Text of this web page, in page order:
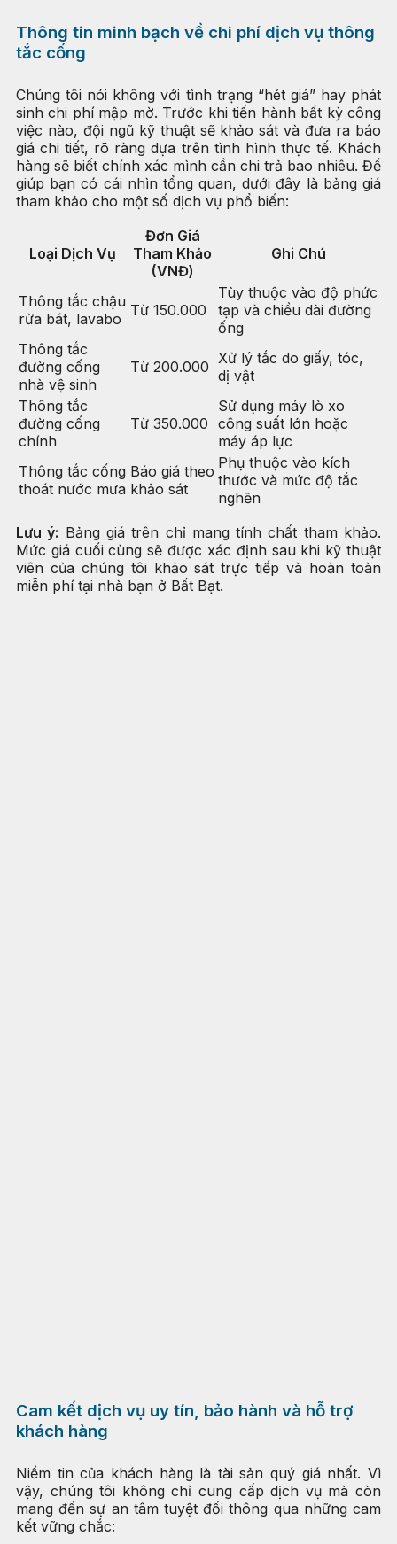
Thông tin minh bạch về chi phí dịch vụ thông
tắc cống
Chúng tôi nói không với tình trạng “hét giá” hay phát
sinh chi phí mập mờ. Trước khi tiến hành bất kỳ công
việc nào, đội ngũ kỹ thuật sẽ khảo sát và đưa ra báo
giá chi tiết, rõ ràng dựa trên tình hình thực tế. Khách
hàng sẽ biết chính xác mình cần chi trả bao nhiêu. Để
giúp bạn có cái nhìn tổng quan, dưới đây là bảng giá
tham khảo cho một số dịch vụ phổ biến:
Loại Dịch Vụ
Đơn Giá
Tham Khảo
(VNĐ)
Ghi Chú
Thông tắc chậu
rửa bát, lavabo Từ 150.000
Tùy thuộc vào độ phức
tạp và chiều dài đường
ống
Thông tắc
đường cống
nhà vệ sinh
Từ 200.000 Xử lý tắc do giấy, tóc,
dị vật
Thông tắc
đường cống
chính
Từ 350.000
Sử dụng máy lò xo
công suất lớn hoặc
máy áp lực
Thông tắc cống
thoát nước mưa
Báo giá theo
khảo sát
Phụ thuộc vào kích
thước và mức độ tắc
nghẽn
Lưu ý: Bảng giá trên chỉ mang tính chất tham khảo.
Mức giá cuối cùng sẽ được xác định sau khi kỹ thuật
viên của chúng tôi khảo sát trực tiếp và hoàn toàn
miễn phí tại nhà bạn ở Bất Bạt.
Cam kết dịch vụ uy tín, bảo hành và hỗ trợ
khách hàng
Niềm tin của khách hàng là tài sản quý giá nhất. Vì
vậy, chúng tôi không chỉ cung cấp dịch vụ mà còn
mang đến sự an tâm tuyệt đối thông qua những cam
kết vững chắc: